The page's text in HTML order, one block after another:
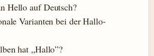
Hello auf Deutsch?
Varianten bei der Hallo-
hat „Hallo”?